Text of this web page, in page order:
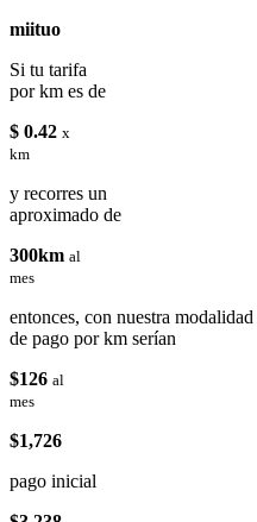
miituo
Si tu tarifa
por km es de
$ 0.42 x
km
y recorres un
aproximado de
300km al
mes
entonces, con nuestra modalidad
de pago por km serían
$126 al
mes
$1,726
pago inicial